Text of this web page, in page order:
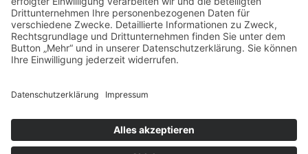
kostenloser Versand ab 30 €